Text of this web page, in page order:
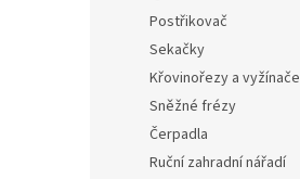
Postřikovač
Sekačky
Křovinořezy a vyžínače
Sněžné frézy
Čerpadla
Ruční zahradní nářadí